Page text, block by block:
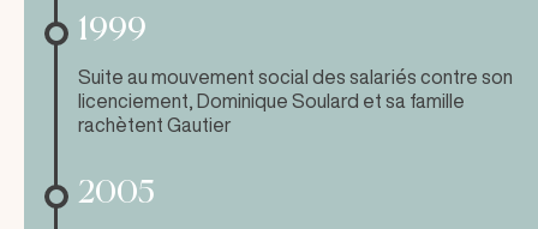
1999
Suite au mouvement social des salariés contre son
licenciement, Dominique Soulard et sa famille
rachètent Gautier
2005